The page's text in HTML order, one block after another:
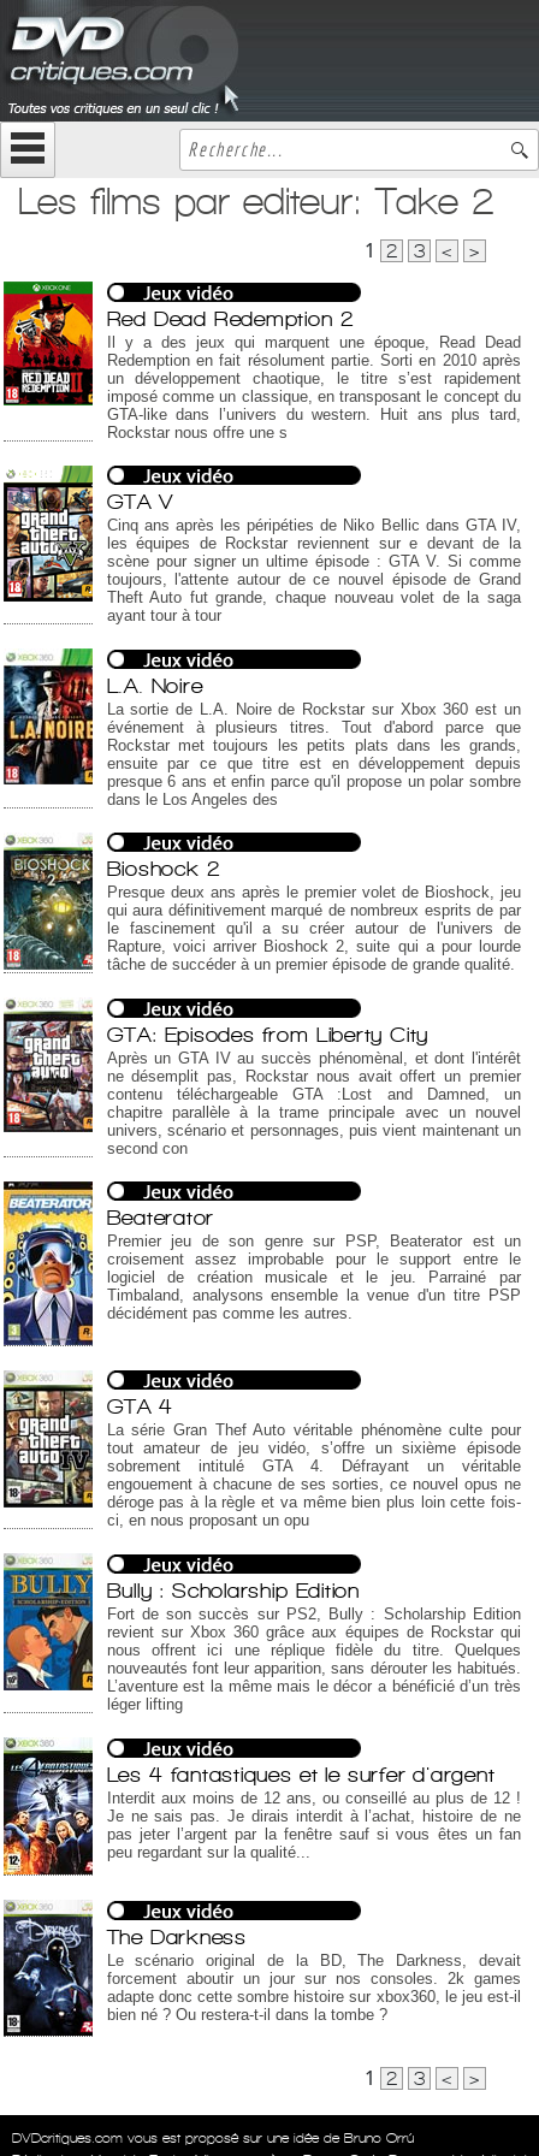
Les films par editeur: Take 2
1 2 3 < >
Red Dead Redemption 2
Il y a des jeux qui marquent une époque, Read Dead
Redemption en fait résolument partie. Sorti en 2010 après
un développement chaotique, le titre s’est rapidement
imposé comme un classique, en transposant le concept du
GTA-like dans l’univers du western. Huit ans plus tard,
Rockstar nous offre une s
GTA V
Cinq ans après les péripéties de Niko Bellic dans GTA IV,
les équipes de Rockstar reviennent sur e devant de la
scène pour signer un ultime épisode : GTA V. Si comme
toujours, l'attente autour de ce nouvel épisode de Grand
Theft Auto fut grande, chaque nouveau volet de la saga
ayant tour à tour
L.A. Noire
La sortie de L.A. Noire de Rockstar sur Xbox 360 est un
événement à plusieurs titres. Tout d'abord parce que
Rockstar met toujours les petits plats dans les grands,
ensuite par ce que titre est en développement depuis
presque 6 ans et enfin parce qu'il propose un polar sombre
dans le Los Angeles des
Bioshock 2
Presque deux ans après le premier volet de Bioshock, jeu
qui aura définitivement marqué de nombreux esprits de par
le fascinement qu'il a su créer autour de l'univers de
Rapture, voici arriver Bioshock 2, suite qui a pour lourde
tâche de succéder à un premier épisode de grande qualité.
GTA: Episodes from Liberty City
Après un GTA IV au succès phénomènal, et dont l'intérêt
ne désemplit pas, Rockstar nous avait offert un premier
contenu téléchargeable GTA :Lost and Damned, un
chapitre parallèle à la trame principale avec un nouvel
univers, scénario et personnages, puis vient maintenant un
second con
Beaterator
Premier jeu de son genre sur PSP, Beaterator est un
croisement assez improbable pour le support entre le
logiciel de création musicale et le jeu. Parrainé par
Timbaland, analysons ensemble la venue d'un titre PSP
décidément pas comme les autres.
GTA 4
La série Gran Thef Auto véritable phénomène culte pour
tout amateur de jeu vidéo, s’offre un sixième épisode
sobrement intitulé GTA 4. Défrayant un véritable
engouement à chacune de ses sorties, ce nouvel opus ne
déroge pas à la règle et va même bien plus loin cette fois-
ci, en nous proposant un opu
Bully : Scholarship Edition
Fort de son succès sur PS2, Bully : Scholarship Edition
revient sur Xbox 360 grâce aux équipes de Rockstar qui
nous offrent ici une réplique fidèle du titre. Quelques
nouveautés font leur apparition, sans dérouter les habitués.
L’aventure est la même mais le décor a bénéficié d’un très
léger lifting
Les 4 fantastiques et le surfer d'argent
Interdit aux moins de 12 ans, ou conseillé au plus de 12 !
Je ne sais pas. Je dirais interdit à l’achat, histoire de ne
pas jeter l’argent par la fenêtre sauf si vous êtes un fan
peu regardant sur la qualité...
The Darkness
Le scénario original de la BD, The Darkness, devait
forcement aboutir un jour sur nos consoles. 2k games
adapte donc cette sombre histoire sur xbox360, le jeu est-il
bien né ? Ou restera-t-il dans la tombe ?
1 2 3 < >
DVDcritiques.com vous est proposé sur une idée de Bruno Orrú